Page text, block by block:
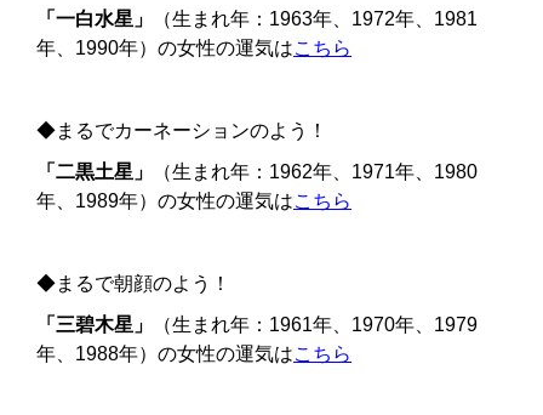
「一白水星」
（生まれ年：1963年、1972年、1981
年、1990年）の女性の運気はこちら
◆まるでカーネーションのよう！
「二黒土星」
（生まれ年：1962年、1971年、1980
年、1989年）の女性の運気はこちら
◆まるで朝顔のよう！
「三碧木星」
（生まれ年：1961年、1970年、1979
年、1988年）の女性の運気はこちら